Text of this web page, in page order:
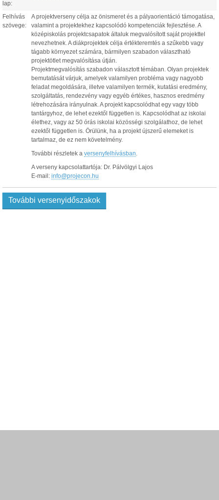
lap:
Felhívás
szövege:
A projektverseny célja az önismeret és a pályaorientáció támogatása,
valamint a projektekhez kapcsolódó kompetenciák fejlesztése. A
középiskolás projektcsapatok általuk megvalósított saját projekttel
nevezhetnek. A diákprojektek célja értékteremtés a szűkebb vagy
tágabb környezet számára, bármilyen szabadon választható
projektötlet megvalósítása útján.
Projektmegvalósítás szabadon választott témában. Olyan projektek
bemutatását várjuk, amelyek valamilyen probléma vagy nagyobb
feladat megoldására, illetve valamilyen termék, kutatási eredmény,
szolgáltatás, rendezvény vagy egyéb értékes, hasznos eredmény
létrehozására irányulnak. A projekt kapcsolódhat egy vagy több
tantárgyhoz, de lehet ezektől független is. Kapcsolódhat az iskolai
élethez, vagy az 50 órás iskolai közösségi szolgálathoz, de lehet
ezektől független is. Örülünk, ha a projekt újszerű elemeket is
tartalmaz, de ez nem követelmény.
További részletek a versenyfelhívásban
A verseny kapcsolattartója: Dr. Pálvölgyi Lajos
E-mail: info@projecon.hu
További versenyidőszakok